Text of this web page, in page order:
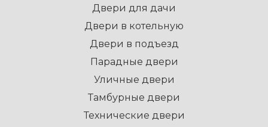
Двери для дачи
Двери в котельную
Двери в подъезд
Парадные двери
Уличные двери
Тамбурные двери
Технические двери